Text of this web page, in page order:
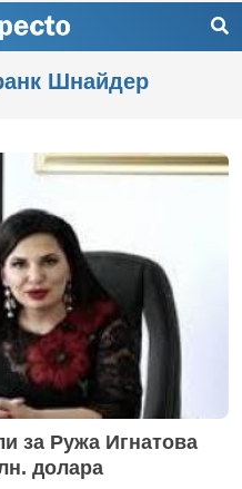
Шнайдер
за Ружа Игнатова
долара